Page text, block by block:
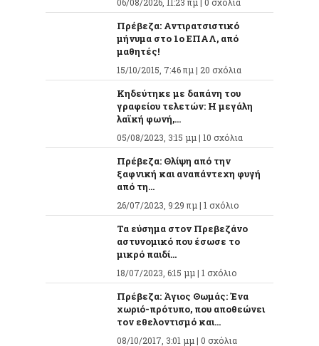
Πρέβεζα: Αντιρατσιστικό
μήνυμα στο 1ο ΕΠΑΛ, από
μαθητές!
15/10/2015, 7:46 πμ | 20 σχόλια
Κηδεύτηκε με δαπάνη του
γραφείου τελετών: Η μεγάλη
λαϊκή φωνή,...
05/08/2023, 3:15 μμ | 10 σχόλια
Πρέβεζα: Θλίψη από την
ξαφνική και αναπάντεχη φυγή
από τη...
26/07/2023, 9:29 πμ | 1 σχόλιο
Τα εύσημα στον Πρεβεζάνο
αστυνομικό που έσωσε το
μικρό παιδί...
18/07/2023, 6:15 μμ | 1 σχόλιο
Πρέβεζα: Άγιος Θωμάς: Ένα
χωριό-πρότυπο, που αποθεώνει
τον εθελοντισμό και...
08/10/2017, 3:01 μμ | 0 σχόλια